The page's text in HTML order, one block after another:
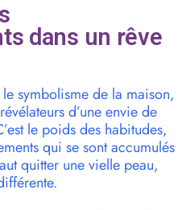
dans un rêve
symbolisme de la maison,
d’une envie de
le poids des habitudes,
qui se sont accumulés
quitter une vielle peau,